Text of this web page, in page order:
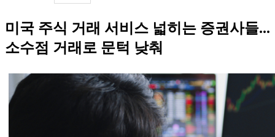
미국 주식 거래 서비스 넓히는 증권사들...
소수점 거래로 문턱 낮춰